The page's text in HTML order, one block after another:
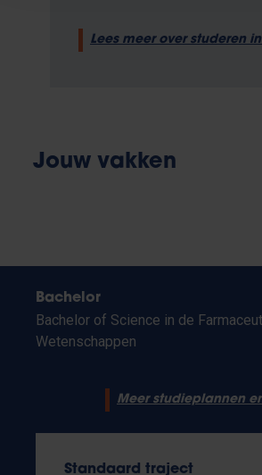
Lees meer over studeren
Jouw vakken
Bachelor
Bachelor of Science in de
Wetenschappen
Meer studieplannen
Standaard traject